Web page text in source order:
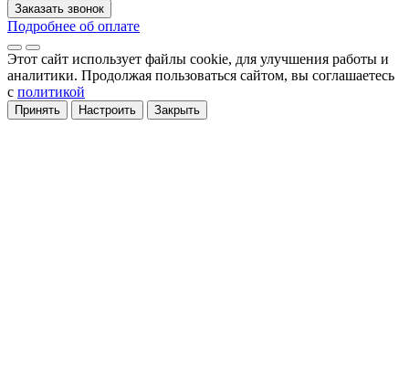
Заказать звонок
Подробнее об оплате
Этот сайт использует файлы cookie, для улучшения работы и
аналитики. Продолжая пользоваться сайтом, вы соглашаетесь
с политикой
Принять Настроить Закрыть